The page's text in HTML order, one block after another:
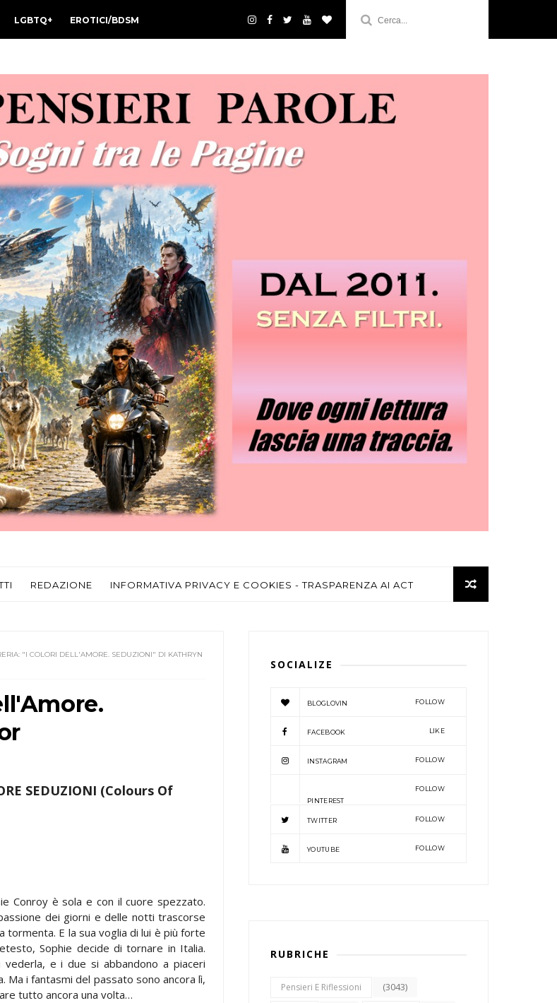
LGBTQ+ EROTICI/BDSM
REDAZIONE INFORMATIVA PRIVACY E COOKIES - TRASPARENZA AI ACT
"I COLORI DELL'AMORE. SEDUZIONI" DI KATHRYN
SEDUZIONI (Colours Of
Conroy è sola e con il cuore spezzato.
dei giorni e delle notti trascorse
tormenta. E la sua voglia di lui è più forte
Sophie decide di tornare in Italia.
e i due si abbandono a piaceri
Ma i fantasmi del passato sono ancora lì,
tutto ancora una volta…
SOCIALIZE
BLOGLOVIN FOLLOW
FACEBOOK LIKE
INSTAGRAM FOLLOW
PINTEREST
FOLLOW
TWITTER FOLLOW
YOUTUBE FOLLOW
RUBRICHE
Pensieri E Riflessioni (3043)